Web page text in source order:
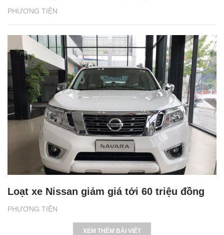
PHƯƠNG TIỆN
PHƯƠNG TIỆN
Loạt xe Nissan giảm giá tới 60 triệu đồng
XEM THÊM BÀI VIẾT